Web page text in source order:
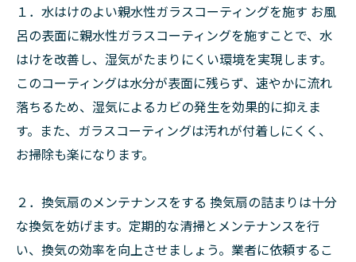
１．水はけのよい親水性ガラスコーティングを施す お風
呂の表面に親水性ガラスコーティングを施すことで、水
はけを改善し、湿気がたまりにくい環境を実現します。
このコーティングは水分が表面に残らず、速やかに流れ
落ちるため、湿気によるカビの発生を効果的に抑えま
す。また、ガラスコーティングは汚れが付着しにくく、
お掃除も楽になります。
２．換気扇のメンテナンスをする 換気扇の詰まりは十分
な換気を妨げます。定期的な清掃とメンテナンスを行
い、換気の効率を向上させましょう。業者に依頼するこ